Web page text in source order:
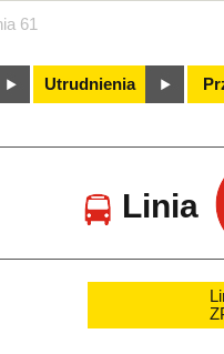
61
Utrudnienia
Linia